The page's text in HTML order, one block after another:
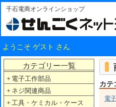
千石電商オンラインショップ
ようこそ ゲスト さん
カテゴリー一覧
＋ 電子工作部品
＋ ネジ関連商品
＋ 工具・ケミカル・ケース
カテ
電